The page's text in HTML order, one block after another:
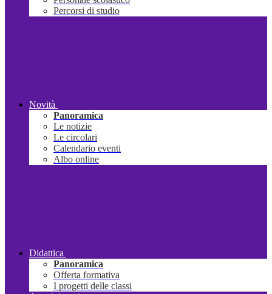
Percorsi di studio
Novità
Panoramica
Le notizie
Le circolari
Calendario eventi
Albo online
Didattica
Panoramica
Offerta formativa
I progetti delle classi